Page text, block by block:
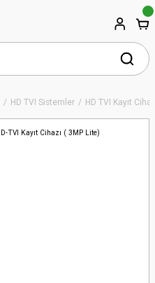
HD TVI Sistemler HD TVI Kayıt